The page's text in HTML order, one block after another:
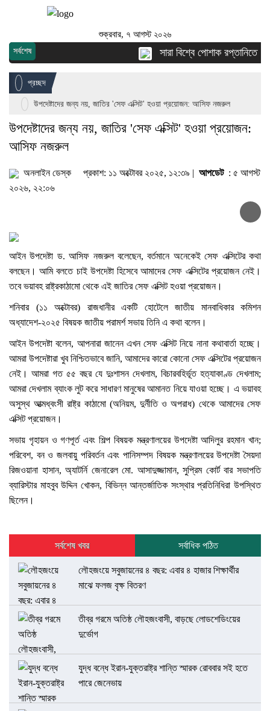
শুক্রবার, ৭ আগস্ট ২০২৬
সর্বশেষ সারা বিশ্বে পোশাক রপ্তানিতে
প্রচ্ছদ
উপদেষ্টাদের জন্য নয়, জাতির 'সেফ এক্সিট' হওয়া প্রয়োজন: আসিফ নজরুল
উপদেষ্টাদের জন্য নয়, জাতির 'সেফ এক্সিট' হওয়া প্রয়োজন:
আসিফ নজরুল
অনলাইন ডেস্ক প্রকাশ: ১১ অক্টোবর ২০২৫, ১২:৩৯ | আপডেট: ৫ আগস্ট
২০২৬, ২২:০৬
আইন উপদেষ্টা ড. আসিফ নজরুল বলেছেন, বর্তমানে অনেকেই সেফ এক্সিটের কথা
বলছেন। আমি বলতে চাই উপদেষ্টা হিসেবে আমাদের সেফ এক্সিটের প্রয়োজন নেই।
তবে ভয়াবহ রাষ্ট্রকাঠামো থেকে এই জাতির সেফ এক্সিট হওয়া প্রয়োজন।
শনিবার (১১ অক্টোবর) রাজধানীর একটি হোটেলে জাতীয় মানবাধিকার কমিশন
অধ্যাদেশ-২০২৫ বিষয়ক জাতীয় পরামর্শ সভায় তিনি এ কথা বলেন।
আইন উপদেষ্টা বলেন, আপনারা জানেন এখন সেফ এক্সিট নিয়ে নানা কথাবার্তা হচ্ছে।
আমরা উপদেষ্টারা খুব নিশ্চিতভাবে জানি, আমাদের কারো কোনো সেফ এক্সিটের প্রয়োজন
নেই। আমরা গত ৫৫ বছর যে দুঃশাসন দেখলাম, বিচারবহির্ভূত হত্যাকাণ্ড দেখলাম;
আমরা দেখলাম ব্যাংক লুট করে সাধারণ মানুষের আমানত নিয়ে যাওয়া হচ্ছে। এ ভয়াবহ
অসুস্থ আত্মধ্বংসী রাষ্ট্র কাঠামো (অনিয়ম, দুর্নীতি ও অপরাধ) থেকে আমাদের সেফ
এক্সিট প্রয়োজন।
সভায় গৃহায়ন ও গণপূর্ত এবং শিল্প বিষয়ক মন্ত্রণালয়ের উপদেষ্টা আদিলুর রহমান খান;
পরিবেশ, বন ও জলবায়ু পরিবর্তন এবং পানিসম্পদ বিষয়ক মন্ত্রণালয়ের উপদেষ্টা সৈয়দা
রিজওয়ানা হাসান, অ্যাটর্নি জেনারেল মো. আসাদুজ্জামান, সুপ্রিম কোর্ট বার সভাপতি
ব্যারিস্টার মাহবুব উদ্দিন খোকন, বিভিন্ন আন্তর্জাতিক সংস্থার প্রতিনিধিরা উপস্থিত
ছিলেন।
সর্বশেষ খবর সর্বাধিক পঠিত
লৌহজংয়ে সবুজায়নের ৪ বছর: এবার ৪ হাজার শিক্ষার্থীর
মাঝে ফলজ বৃক্ষ বিতরণ
তীব্র গরমে অতিষ্ঠ লৌহজংবাসী, বাড়ছে লোডশেডিংয়ের
দুর্ভোগ
যুদ্ধ বন্ধে ইরান-যুক্তরাষ্ট্র শান্তি স্মারক রোববার সই হতে
পারে জেনেভায়